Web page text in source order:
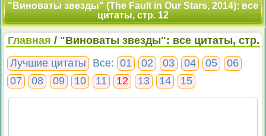
"Виноваты звезды" (The Fault in Our Stars, 2014): все
цитаты, стр. 12
Главная / "Виноваты звезды": все цитаты, стр.
12
Лучшие цитаты
Все: 01 02 03 04 05
06
07
08 09 10 11 12 13 14 15